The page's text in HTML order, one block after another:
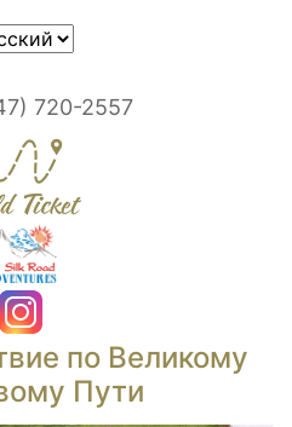
720-2557
по Великому
Пути